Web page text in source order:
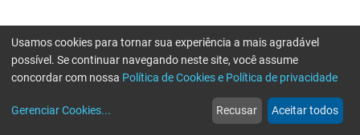
web
Notícias
more_horiz
Mais
Usamos cookies para tornar sua experiência a mais agradável
possível. Se continuar navegando neste site, você assume
concordar com nossa Política de Cookies e Política de privacidade
Gerenciar Cookies... Recusar Aceitar todos
Erro ao enviar informações, por favor tente novamente